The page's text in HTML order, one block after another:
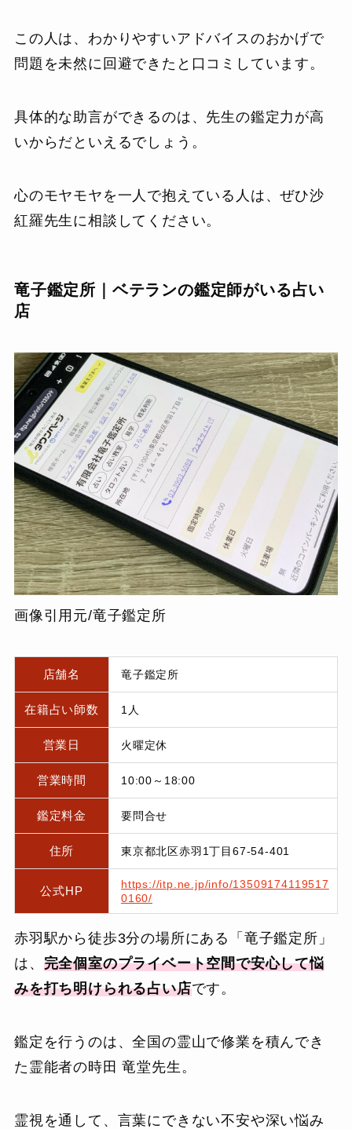
この人は、わかりやすいアドバイスのおかげで
問題を未然に回避できたと口コミしています。
具体的な助言ができるのは、先生の鑑定力が高
いからだといえるでしょう。
心のモヤモヤを一人で抱えている人は、ぜひ沙
紅羅先生に相談してください。
竜子鑑定所｜ベテランの鑑定師がいる占い
店
画像引用元/竜子鑑定所
店舗名 竜子鑑定所
在籍占い師数 1人
営業日 火曜定休
営業時間 10:00～18:00
鑑定料金 要問合せ
住所 東京都北区赤羽1丁目67-54-401
公式HP
https://itp.ne.jp/info/13509174119517
0160/
赤羽駅から徒歩3分の場所にある「竜子鑑定所」
は、 完全個室のプライベート空間で安心して悩
みを打ち明けられる占い店です。
鑑定を行うのは、全国の霊山で修業を積んでき
た霊能者の時田 竜堂先生。
霊視を通して、言葉にできない不安や深い悩み